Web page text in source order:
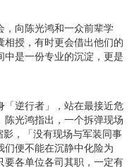
，向陈光鸿和一众前辈学
授，有时更会借出他们的
是一份专业的沉淀，更是
逆行者」，站在最接近危
光鸿指出，一个拆弹现场
，「没有现场与军装同事
便不能在沉静中化险为
各单位各司其职，一定有